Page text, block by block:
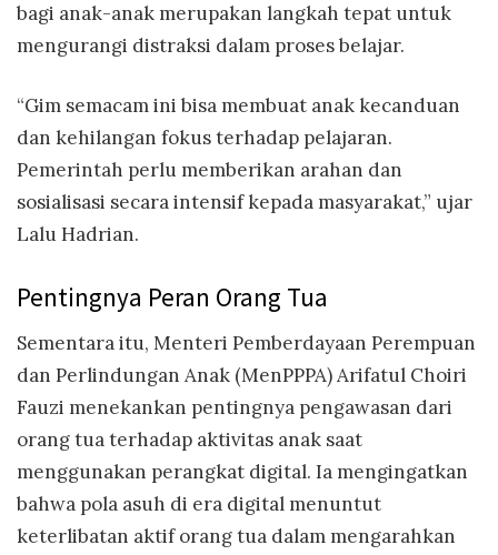
bagi anak-anak merupakan langkah tepat untuk
mengurangi distraksi dalam proses belajar.
“Gim semacam ini bisa membuat anak kecanduan
dan kehilangan fokus terhadap pelajaran.
Pemerintah perlu memberikan arahan dan
sosialisasi secara intensif kepada masyarakat,” ujar
Lalu Hadrian.
Pentingnya Peran Orang Tua
Sementara itu, Menteri Pemberdayaan Perempuan
dan Perlindungan Anak (MenPPPA) Arifatul Choiri
Fauzi menekankan pentingnya pengawasan dari
orang tua terhadap aktivitas anak saat
menggunakan perangkat digital. Ia mengingatkan
bahwa pola asuh di era digital menuntut
keterlibatan aktif orang tua dalam mengarahkan